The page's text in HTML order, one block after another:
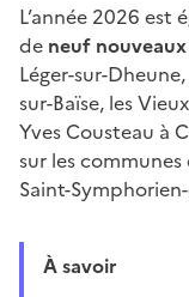
L’année 2026 est
de neuf
Léger-sur-
sur-Baïse, les
Yves Cousteau à
sur les
Saint-
À savoir